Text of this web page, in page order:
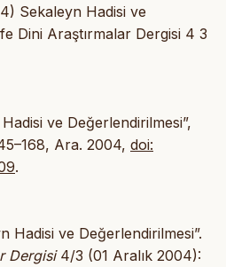
Sekaleyn Hadisi ve
Dini Araştırmalar Dergisi 4 3
ve Değerlendirilmesi”,
Ara. 2004, doi:
.
Hadisi ve Değerlendirilmesi”.
Dergisi4/3 (01 Aralık 2004):